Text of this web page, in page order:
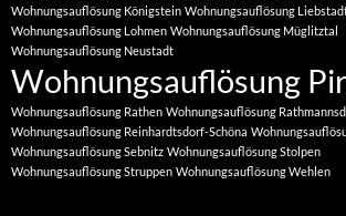
Wohnungsauflösung Königstein Wohnungsauflösung
Wohnungsauflösung Lohmen Wohnungsauflösung Müglitztal
Wohnungsauflösung Neustadt
Wohnungsauflösung
Wohnungsauflösung Rathen Wohnungsauflösung
Wohnungsauflösung Reinhardtsdorf-Schöna
Wohnungsauflösung Sebnitz Wohnungsauflösung Stolpen
Wohnungsauflösung Struppen Wohnungsauflösung Wehlen